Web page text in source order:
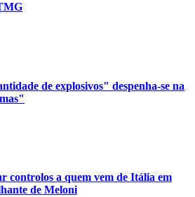
de explosivos" despenha-se na
controlos a quem vem de Itália em
de Meloni